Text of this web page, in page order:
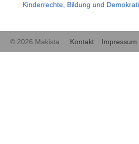
Kinderrechte, Bildung und
© 2026 Makista Kontakt Impressum